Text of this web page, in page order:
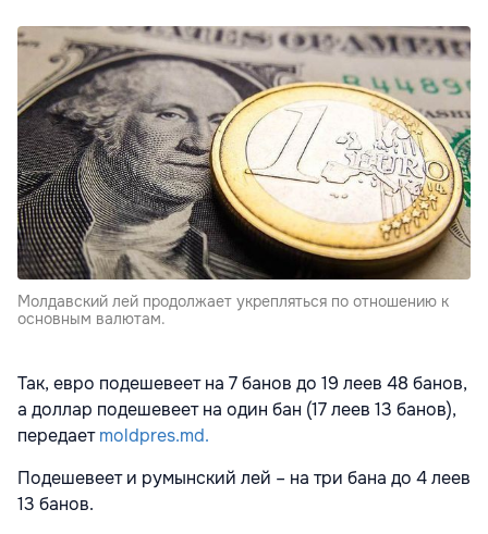
Молдавский лей продолжает укрепляться по отношению к
основным валютам.
Так, евро подешевеет на 7 банов до 19 леев 48 банов,
а доллар подешевеет на один бан (17 леев 13 банов),
передаетmoldpres.md.
Подешевеет и румынский лей – на три бана до 4 леев
13 банов.